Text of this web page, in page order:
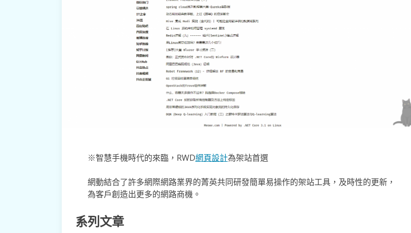
※智慧手機時代的來臨，RWD網頁設計為架站首選
網動結合了許多網際網路業界的菁英共同研發簡單易操作的架站工具，及時性的更新，
為客戶創造出更多的網路商機。
系列文章